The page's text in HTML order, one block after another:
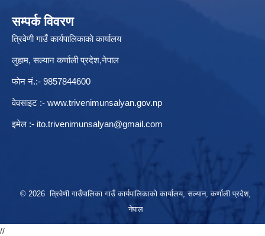
सम्पर्क विवरण
त्रिवेणी गाउँ कार्यपालिकाकाे कार्यालय
लुहाम, सल्यान कर्णाली प्रदेश,नेपाल
फाेन नं.:- 9857844600
वेवसाइट :- www.trivenimunsalyan.gov.np
इमेल :- ito.trivenimunsalyan@gmail.com
© 2026 त्रिवेणी गाउँपालिका गाउँ कार्यपालिकाकाे कार्यालय, सल्यान, कर्णाली प्रदेश,
नेपाल
//